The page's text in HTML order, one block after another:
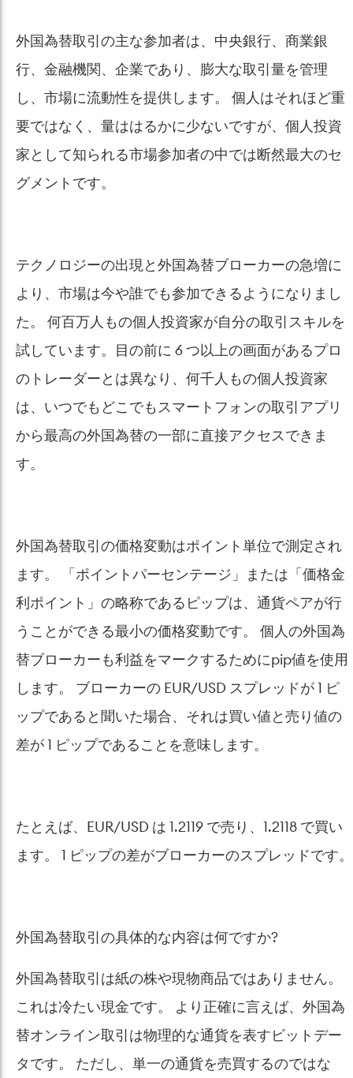
外国為替取引の主な参加者は、中央銀行、商業銀
行、金融機関、企業であり、膨大な取引量を管理
し、市場に流動性を提供します。 個人はそれほど重
要ではなく、量ははるかに少ないですが、個人投資
家として知られる市場参加者の中では断然最大のセ
グメントです。
テクノロジーの出現と外国為替ブローカーの急増に
より、市場は今や誰でも参加できるようになりまし
た。 何百万人もの個人投資家が自分の取引スキルを
試しています。目の前に 6 つ以上の画面があるプロ
のトレーダーとは異なり、何千人もの個人投資家
は、いつでもどこでもスマートフォンの取引アプリ
から最高の外国為替の一部に直接アクセスできま
す。
外国為替取引の価格変動はポイント単位で測定され
ます。 「ポイントパーセンテージ」または「価格金
利ポイント」の略称であるピップは、通貨ペアが行
うことができる最小の価格変動です。 個人の外国為
替ブローカーも利益をマークするためにpip値を使用
します。 ブローカーの EUR/USD スプレッドが 1 ピ
ップであると聞いた場合、それは買い値と売り値の
差が 1 ピップであることを意味します。
たとえば、EUR/USD は 1.2119 で売り、1.2118 で買い
ます。 1 ピップの差がブローカーのスプレッドです。
外国為替取引の具体的な内容は何ですか?
外国為替取引は紙の株や現物商品ではありません。
これは冷たい現金です。 より正確に言えば、外国為
替オンライン取引は物理的な通貨を表すビットデー
タです。 ただし、単一の通貨を売買するのではな